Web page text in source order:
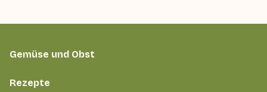
Gemüse und Obst
Rezepte